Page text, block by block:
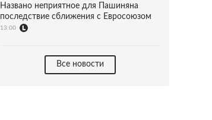
Названо неприятное для Пашиняна
последствие сближения с Евросоюзом
13:00
Все новости